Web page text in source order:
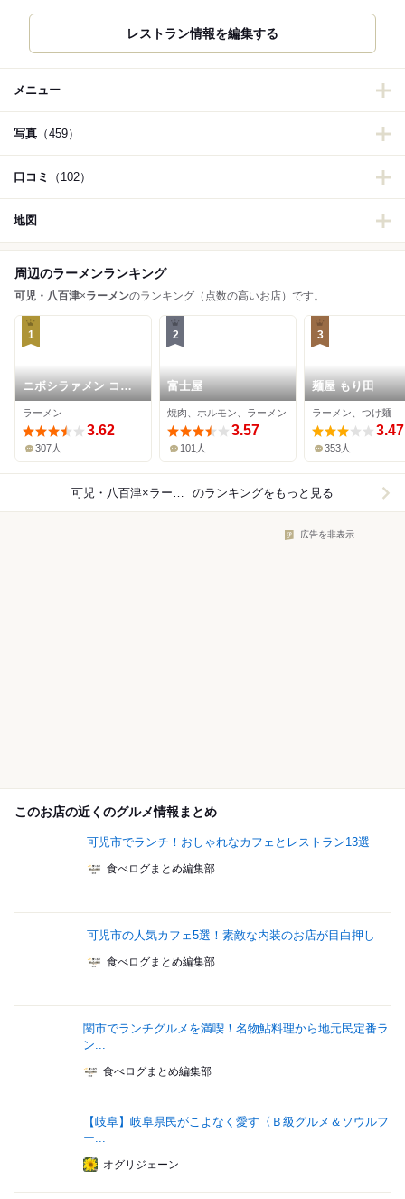
レストラン情報を編集する
メニュー
写真 （459）
口コミ （102）
地図
周辺のラーメンランキング
可児・八百津×ラーメンのランキング（点数の高いお店）です。
1
ニボシラァメン コハ
ク
ラーメン
3.62
307人
2
富士屋
焼肉、ホルモン、ラーメン
3.57
101人
3
麺屋 もり田
ラーメン、つけ麺
3.47
353人
可児・八百津×ラーメン のランキングをもっと見る
広告を非表示
このお店の近くのグルメ情報まとめ
可児市でランチ！おしゃれなカフェとレストラン13選
食べログまとめ編集部
可児市の人気カフェ5選！素敵な内装のお店が目白押し
食べログまとめ編集部
関市でランチグルメを満喫！名物鮎料理から地元民定番ラ
ン...
食べログまとめ編集部
【岐阜】岐阜県民がこよなく愛す〈Ｂ級グルメ＆ソウルフ
ー...
オグリジェーン